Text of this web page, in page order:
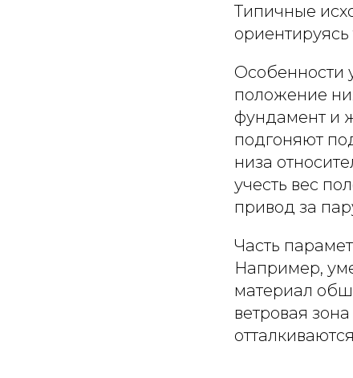
Типичные
ориентируясь
Особенности
положение
фундамент и
подгоняют
низа
учесть вес
привод за
Часть
Например,
материал
ветровая